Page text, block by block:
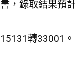
，錄取結果預
轉33001。